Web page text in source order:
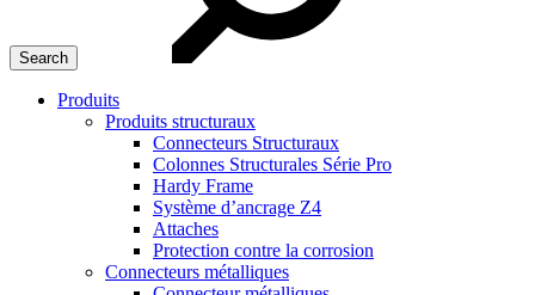
Produits
Produits structuraux
Connecteurs Structuraux
Colonnes Structurales Série Pro
Hardy Frame
Système d’ancrage Z4
Attaches
Protection contre la corrosion
Connecteurs métalliques